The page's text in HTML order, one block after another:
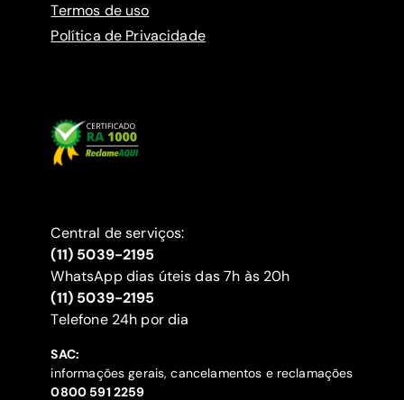
Termos de uso
Política de Privacidade
Central de serviços:
(11) 5039-2195
WhatsApp dias úteis das 7h às 20h
(11) 5039-2195
‍Telefone 24h por dia
SAC:
informações gerais, cancelamentos e reclamações
‍0800 591 2259